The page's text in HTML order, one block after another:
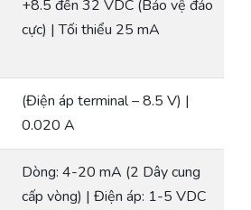
+8.5 đến 32 VDC (Bảo vệ đảo
cực) | Tối thiểu 25 mA
(Điện áp terminal – 8.5 V) |
0.020 A
Dòng: 4-20 mA (2 Dây cung
cấp vòng) | Điện áp: 1-5 VDC